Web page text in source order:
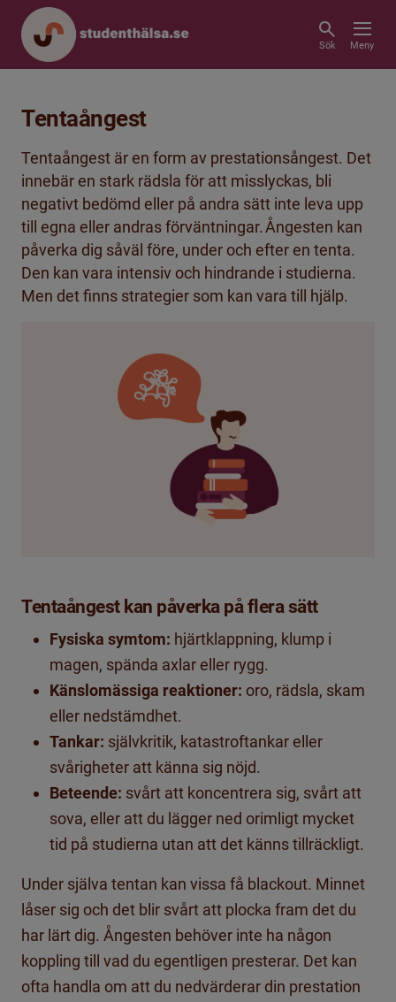
Sök Meny
Tentaångest
Tentaångest är en form av prestationsångest. Det
innebär en stark rädsla för att misslyckas, bli
negativt bedömd eller på andra sätt inte leva upp
till egna eller andras förväntningar. Ångesten kan
påverka dig såväl före, under och efter en tenta.
Den kan vara intensiv och hindrande i studierna.
Men det finns strategier som kan vara till hjälp.
Tentaångest kan påverka på flera sätt
Fysiska symtom: hjärtklappning, klump i
magen, spända axlar eller rygg.
Känslomässiga reaktioner: oro, rädsla, skam
eller nedstämdhet.
Tankar: självkritik, katastroftankar eller
svårigheter att känna sig nöjd.
Beteende: svårt att koncentrera sig, svårt att
sova, eller att du lägger ned orimligt mycket
tid på studierna utan att det känns tillräckligt.
Under själva tentan kan vissa få blackout. Minnet
låser sig och det blir svårt att plocka fram det du
har lärt dig. Ångesten behöver inte ha någon
koppl ing till vad du egentligen presterar. Det kan
ofta handla om att du nedvärderar din prestation